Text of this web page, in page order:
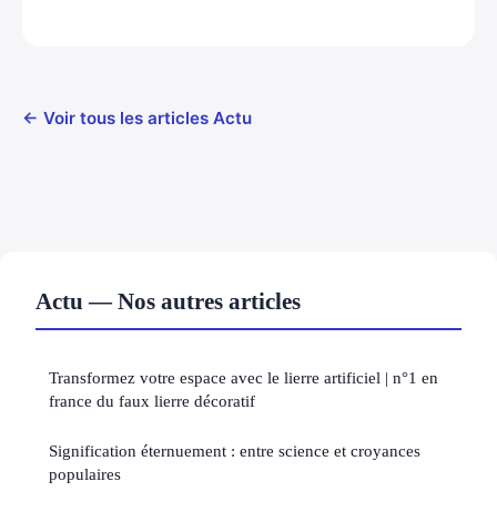
← Voir tous les articles Actu
Actu — Nos autres articles
Transformez votre espace avec le lierre artificiel | n°1 en
france du faux lierre décoratif
Signification éternuement : entre science et croyances
populaires